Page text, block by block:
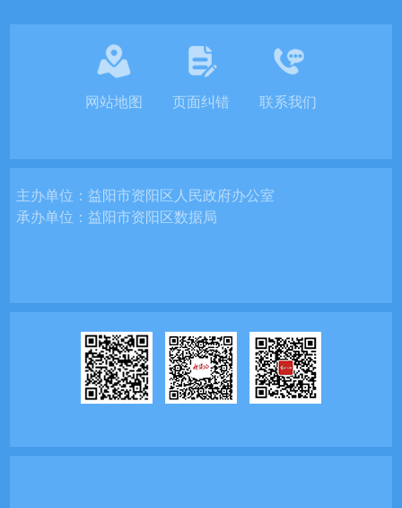
网站地图 页面纠错 联系我们
主办单位：益阳市资阳区人民政府办公室
承办单位：益阳市资阳区数据局